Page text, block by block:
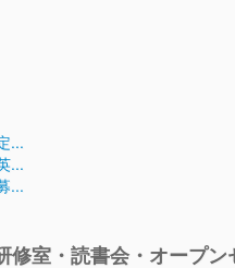
...
...
...
修室・読書会・オープン